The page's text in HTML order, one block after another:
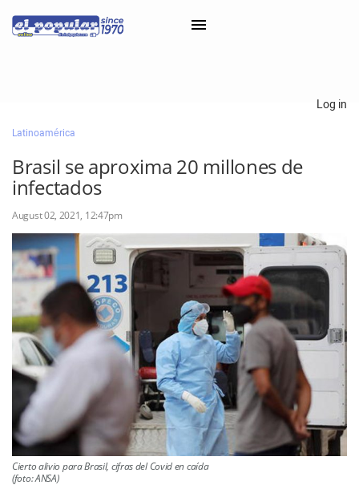
Classifieds
Categorías
×
Log in
Latinoamérica
Brasil se aproxima 20 millones de
infectados
August 02, 2021, 12:47pm
Cierto alivio para Brasil, cifras del Covid en caída
(foto: ANSA)